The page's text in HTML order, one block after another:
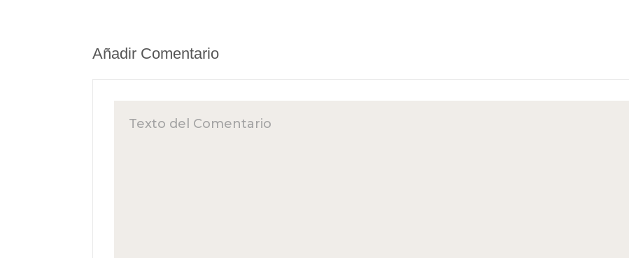
Añadir Comentario